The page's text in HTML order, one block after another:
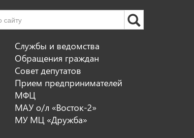
Службы и ведомства
Обращения граждан
Совет депутатов
Прием предпринимателей
МФЦ
МАУ о/л «Восток-2»
МУ МЦ «Дружба»